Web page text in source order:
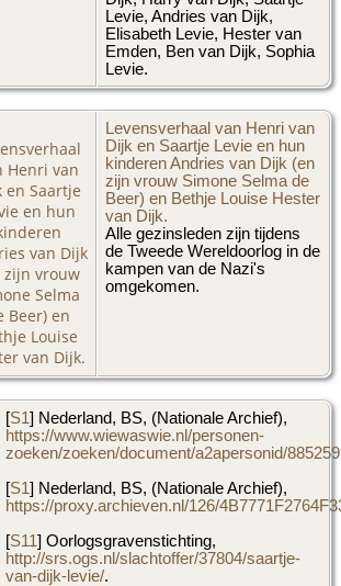
Levie, Andries van Dijk,
Elisabeth Levie, Hester van
Emden, Ben van Dijk, Sophia
Levie.
Levensverhaal van Henri van
Dijk en Saartje Levie en hun
kinderen Andries van Dijk (en
zijn vrouw Simone Selma de
Beer) en Bethje Louise Hester
van Dijk.
Alle gezinsleden zijn tijdens
de Tweede Wereldoorlog in de
kampen van de Nazi's
omgekomen.
[S1 ] Nederland, BS, (Nationale Archief),
https://www.wiewaswie.nl/personen-
zoeken/zoeken/document/a2apersonid/
[S1 ] Nederland, BS, (Nationale Archief),
https://proxy.archieven.nl/126/
[S11 ] Oorlogsgravenstichting,
http://srs.ogs.nl/slachtoffer/37804/saartje-
van-dijk-levie/.